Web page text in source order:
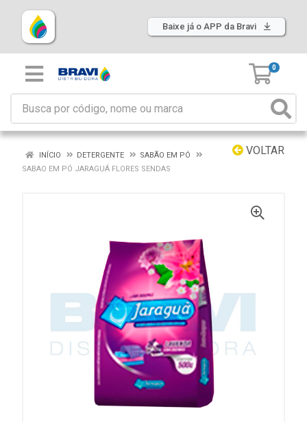
Baixe já o APP da Bravi
0
VOLTAR
INÍCIO DETERGENTE
SABÃO EM PÓ
SABAO EM PÓ JARAGUÁ FLORES SENDAS